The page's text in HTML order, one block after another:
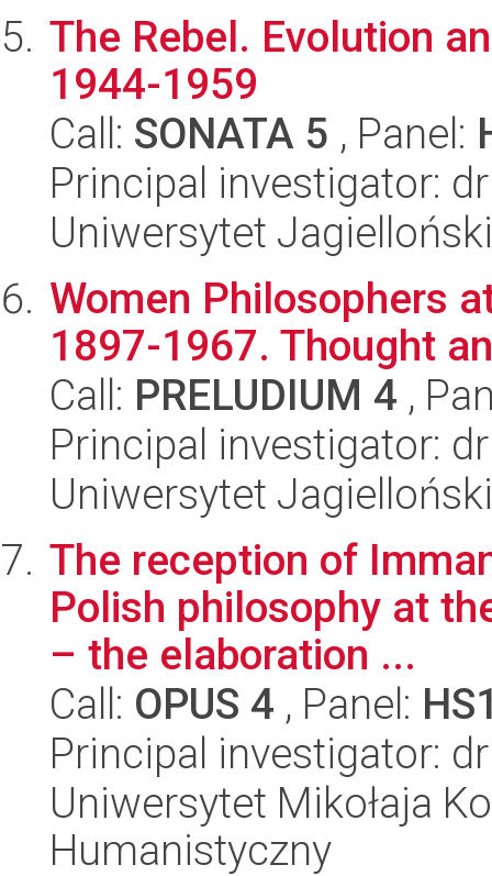
The Rebel. Evolution
1944-1959
Call: SONATA 5 , Panel:
Principal investigator:
Uniwersytet
Women Philosophers
1897-1967. Thought
Call: PRELUDIUM 4 ,
Principal investigator:
Uniwersytet
The reception of
Polish philosophy at
– the elaboration ...
Call: OPUS 4 , Panel:
Principal investigator:
Uniwersytet Mikołaja
Humanistyczny